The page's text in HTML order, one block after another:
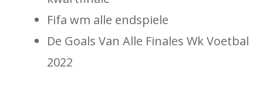
Fifa wm alle endspiele
De Goals Van Alle Finales Wk Voetbal
2022